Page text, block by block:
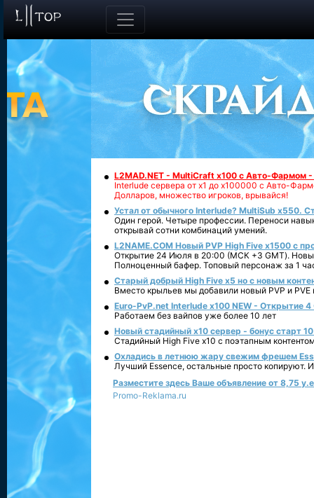
L2MAD.NET - MultiCraft x100 с Авто-Фармом
Interlude сервера от х1 до х100000 с Авто-
Долларов, множество игроков, врывайся!
Устал от обычного Interlude? MultiSub x550.
Один герой. Четыре профессии. Переноси
открывай сотни комбинаций умений.
L2NAME.COM Новый PVP High Five x1500 с
Открытие 24 Июля в 20:00 (МСК +3 GMT).
Полноценный бафер. Топовый персонаж за 1
Старый добрый High Five x5 но с новым
Вместо крыльев мы добавили новый PVP и PVE
Euro-PvP.net Interlude х100 NEW - Открытие 4
Работаем без вайпов уже более 10 лет
Новый стадийный х10 сервер - бонус старт
Стадийный High Five x10 с поэтапным
Охладись в летнюю жару свежим фрешем
Лучший Essence, остальные просто копируют.
Разместите здесь Ваше объявление от 8,75
Promo-Reklama.ru